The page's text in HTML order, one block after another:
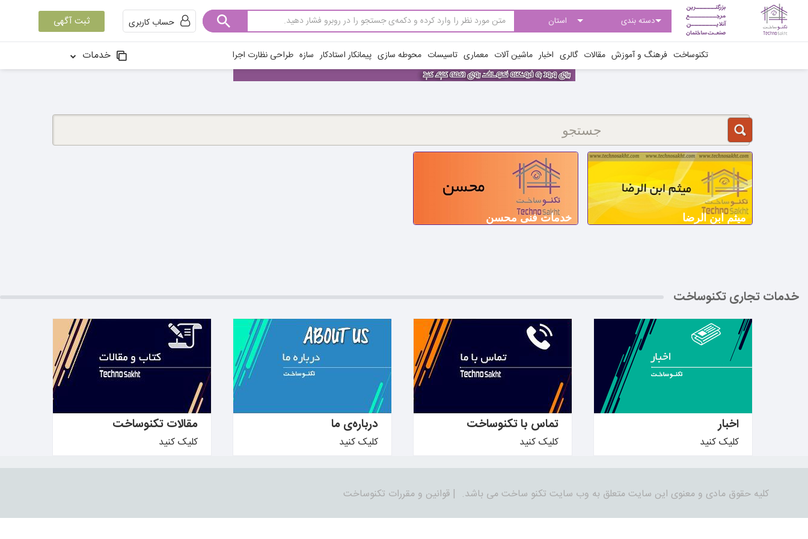
حساب کاربری ثبت آگهی
تکنوساخت فرهنگ و آموزش مقالات گالری اخبار ماشین آلات معماری تاسیسات محوطه سازی پیمانکار استادکار سازه طراحی نظارت اجرا خدمات
میثم ابن الرضا خدمات فنی محسن
خدمات تجاری تکنوساخت
اخبار
کلیک کنید
بیشتر بدانید ←
تماس با تکنوساخت
کلیک کنید
بیشتر بدانید ←
درباره‌ی ما
کلیک کنید
بیشتر بدانید ←
مقالات تکنوساخت
کلیک کنید
کلیه حقوق مادی و معنوی این سایت متعلق به وب سایت تکنو ساخت می باشد. | قوانین و مقررات تکنوساخت